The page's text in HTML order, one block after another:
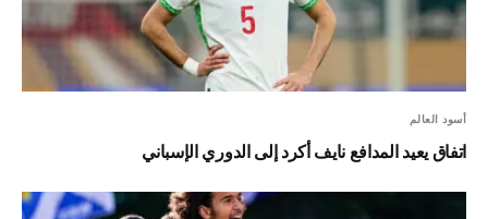
أسود العالم
اتفاق يعيد المدافع نايف أكرد إلى الدوري الإسباني